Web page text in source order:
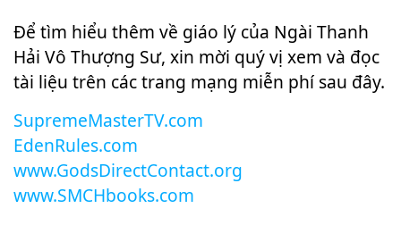
Để tìm hiểu thêm về giáo lý của Ngài Thanh
Hải Vô Thượng Sư, xin mời quý vị xem và đọc
tài liệu trên các trang mạng miễn phí sau đây.
SupremeMasterTV.com
EdenRules.com
www.GodsDirectContact.org
www.SMCHbooks.com